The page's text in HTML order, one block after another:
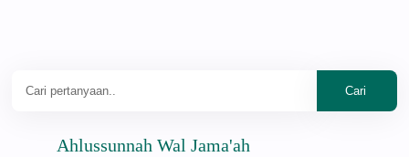
Ahlussunnah Wal Jama'ah